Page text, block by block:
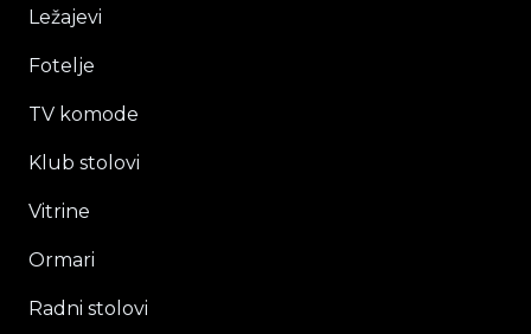
Ležajevi
Fotelje
TV komode
Klub stolovi
Vitrine
Ormari
Radni stolovi